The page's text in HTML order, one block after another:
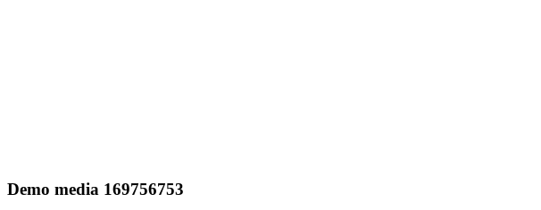
Demo media 169756753